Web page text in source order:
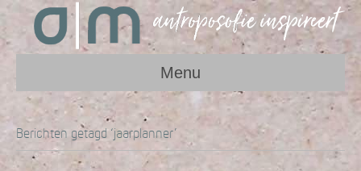
Menu
Berichten getagd ‘jaarplanner’